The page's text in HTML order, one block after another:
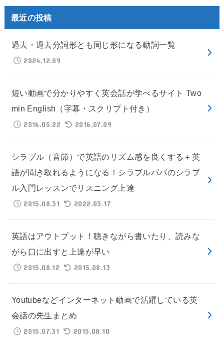
最近の投稿
過去・過去分詞形とも同じ形になる動詞一覧
2024.12.09
短い動画で分かりやすく英会話が学べるサイト Two
min English（字幕・スクリプト付き）
2016.05.22
2016.07.09
シラブル（音節）で英語のリズム感を良くする＋英
語が聞き取れるようになる！シラブルパパのシラブ
ル入門レッスンでリスニング上達
2015.08.31
2022.03.17
英語はアウトプット！聴きながら書いたり、読みな
がら口に出すと上達が早い
2015.08.12
2015.08.13
Youtubeなどインターネット動画で活躍している英
会話の先生まとめ
2015.07.31
2015.08.10